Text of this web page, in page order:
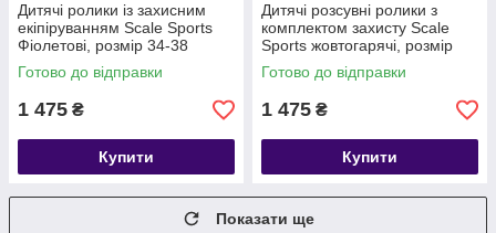
Дитячі ролики із захисним
екіпіруванням Scale Sports
Фіолетові, розмір 34-38
Готово до відправки
1 475 ₴
Купити
Дитячі розсувні ролики з
комплектом захисту Scale
Sports жовтогарячі, розмір
38-41
Готово до відправки
1 475 ₴
Купити
Показати ще